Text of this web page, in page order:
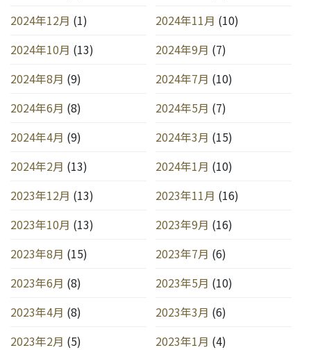
2024年12月 (1) 2024年11月 (10)
2024年10月 (13) 2024年9月 (7)
2024年8月 (9) 2024年7月 (10)
2024年6月 (8) 2024年5月 (7)
2024年4月 (9) 2024年3月 (15)
2024年2月 (13) 2024年1月 (10)
2023年12月 (13) 2023年11月 (16)
2023年10月 (13) 2023年9月 (16)
2023年8月 (15) 2023年7月 (6)
2023年6月 (8) 2023年5月 (10)
2023年4月 (8) 2023年3月 (6)
2023年2月 (5) 2023年1月 (4)